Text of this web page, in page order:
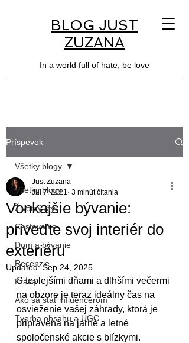
BLOG JUST
ZUZANA
In a world full of hate, be love
Príspevok
Všetky blogy
Životný štýl
Cestovanie
Dom a bývanie
Recenzie
Krása
Ako sa stať influencerom
Tvorba obsahu a UGC
Všetky blogy
Vonkajšie bývanie:
priveďte svoj interiér do
exteriéru
Just Zuzana
Jul 7, 2021 3 minút čítania
Updated:Sep 24, 2025
S teplejšími dňami a dlhšími večermi
na obzore je teraz ideálny čas na
osvieženie vašej záhrady, ktorá je
pripravená na jarné a letné
spoločenské akcie s blízkymi.